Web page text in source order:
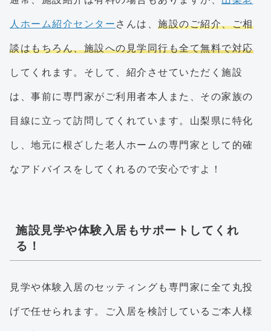
人ホーム紹介センター さんは、 施設のご紹介、ご相
談はもちろん、施設への見学同行も全て無料で対応
してくれます。そして、紹介させていただく施設
は、事前に専門家がご利用者本人また、その家族の
目線に立って訪問してくれています。山梨県に特化
し、地元に根ざした老人ホームの専門家として的確
なアドバイスをしてくれるので安心ですよ！
施設見学や体験入居もサポートしてくれ
る！
見学や体験入居のセッティングも専門家に全て丸投
げで任せられます。ご入居を検討しているご本人様